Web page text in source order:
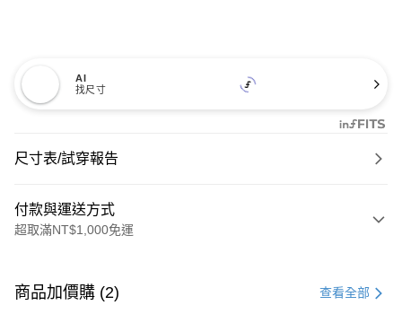
AI
找尺寸
尺寸表/試穿報告
付款與運送方式
超取滿NT$1,000免運
信用卡一次付款
商品加價購 (2) 查看全部